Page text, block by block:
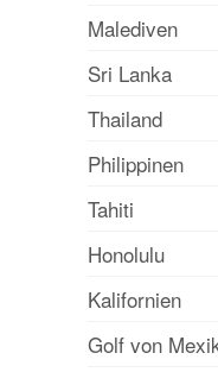
Malediven
Sri Lanka
Thailand
Philippinen
Tahiti
Honolulu
Kalifornien
Golf von